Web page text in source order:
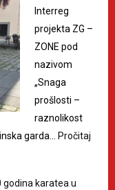
Interreg
projekta ZG –
ZONE pod
nazivom
„Snaga
prošlosti –
raznolikost
garda… Pročitaj
godina karatea u